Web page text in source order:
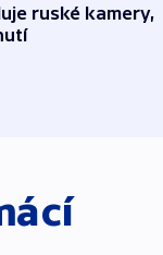
ruské kamery,